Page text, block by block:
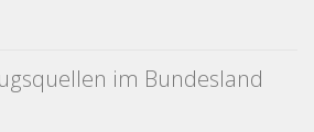
im Bundesland